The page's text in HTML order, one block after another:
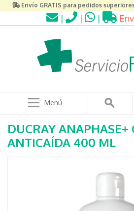
Envío GRATIS para pedidos
| | |
Menú
DUCRAY ANAPHASE+
ANTICAÍDA 400 ML